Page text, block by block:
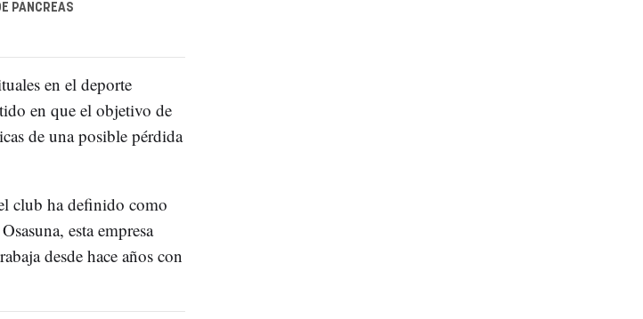
PÁNCREAS
en el deporte
en que el objetivo de
de una posible pérdida
club ha definido como
esta empresa
desde hace años con